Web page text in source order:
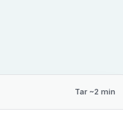
Tar ~2 min